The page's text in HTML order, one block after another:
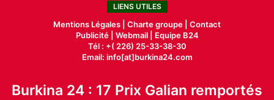
LIENS UTILES
Mentions Légales | Charte groupe | Contact
Publicité| Webmail |
Equipe B24
Tél : +( 226) 25-33-38-30
Email: info[at]burkina24.com
Burkina 24 : 17 Prix Galian remportés